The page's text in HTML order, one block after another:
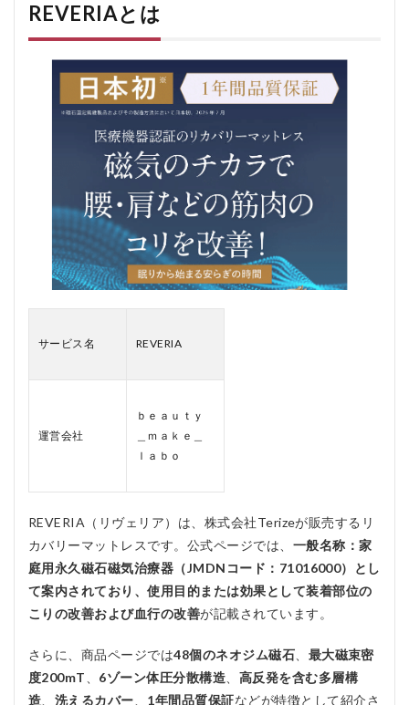
発を
含む
多層
で寝
しや
すさ
ーは
取り
外し
て洗
濯可
日本
年間
付き
の料金
REVERIA
のメリッ
ト、デメ
リット
メリ
4.1.1
REVERIAとは
サービス名 REVERIA
運営会社
ｂｅａｕｔｙ
＿ｍａｋｅ＿
ｌａｂｏ
REVERIA（リヴェリア）は、株式会社Terizeが販売するリ
カバリーマットレスです。公式ページでは、 一般名称：家
庭用永久磁石磁気治療器（JMDNコード：71016000）とし
て案内されており、使用目的または効果として装着部位の
こりの改善および血行の改善が記載されています。
さらに、商品ページでは48個のネオジム磁石
最大磁束密
度200mT
6ゾーン体圧分散構造
高反発を含む多層構
造
洗えるカバー 1年間品質保証などが特徴として紹介さ